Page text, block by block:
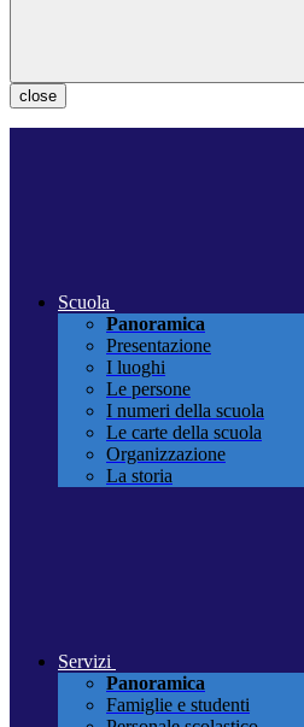
close
Scuola
Panoramica
Presentazione
I luoghi
Le persone
I numeri della scuola
Le carte della scuola
Organizzazione
La storia
Servizi
Panoramica
Famiglie e studenti